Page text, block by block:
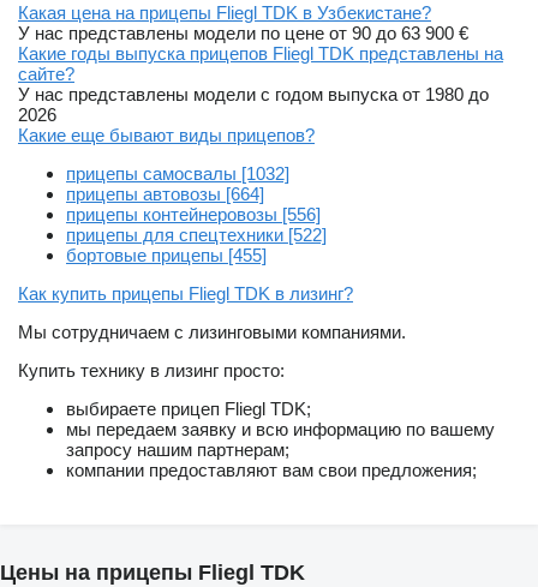
Какая цена на прицепы Fliegl TDK в Узбекистане?
У нас представлены модели по цене от 90 до 63 900 €
Какие годы выпуска прицепов Fliegl TDK представлены на
сайте?
У нас представлены модели с годом выпуска от 1980 до
2026
Какие еще бывают виды прицепов?
прицепы самосвалы [1032]
прицепы автовозы [664]
прицепы контейнеровозы [556]
прицепы для спецтехники [522]
бортовые прицепы [455]
Как купить прицепы Fliegl TDK в лизинг?
Мы сотрудничаем с лизинговыми компаниями.
Купить технику в лизинг просто:
выбираете прицеп Fliegl TDK;
мы передаем заявку и всю информацию по вашему
запросу нашим партнерам;
компании предоставляют вам свои предложения;
Цены на прицепы Fliegl TDK